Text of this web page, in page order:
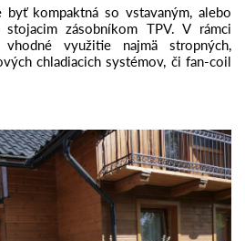
byť kompaktná so vstavaným, alebo
zásobníkom TPV. V rámci
využitie najmä stropných,
chladiacich systémov, či fan-coil